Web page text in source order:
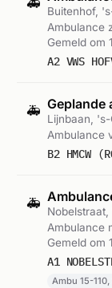
Buitenhof,
Ambulance
Gemeld om
A2 VWS
🚑 Geplande
Lijnbaan,
Ambulance
B2 HMCW
🚑
Ambulance
Gemeld om
A1
Ambu 15-110,